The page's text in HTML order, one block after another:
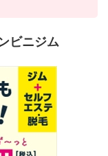
ビニジム